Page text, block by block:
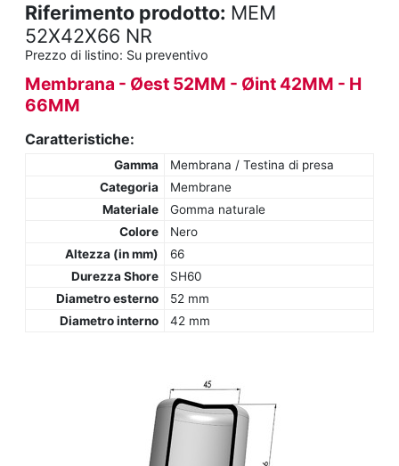
Riferimento prodotto: MEM
52X42X66 NR
Prezzo di listino: Su preventivo
Membrana - Øest 52MM - Øint 42MM - H
66MM
Caratteristiche:
Gamma
Membrana / Testina di presa
Categoria
Membrane
Materiale
Gomma naturale
Colore
Nero
Altezza (in mm)
66
Durezza Shore
SH60
Diametro esterno
52 mm
Diametro interno
42 mm